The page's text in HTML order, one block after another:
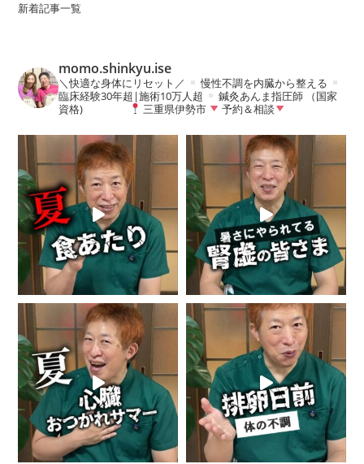
新着記事一覧
momo.shinkyu.ise
＼快適な身体にリセット／
慢性不調を内臓から整える
臨床経験30年超|施術10万人超
鍼灸あんま指圧師 （国家
資格)
三重県伊勢市 予約＆相談